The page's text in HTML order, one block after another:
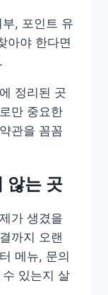
, 포인트 유
아야 한다면
정리된 곳
만 중요한
관을 꼼꼼
않는 곳
가 생겼을
까지 오랜
메뉴, 문의
있는지 살